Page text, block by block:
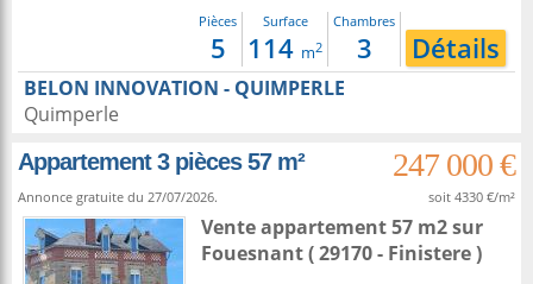
Pièces
5
Surface
114 m2
Chambres
3 Détails
BELON INNOVATION - QUIMPERLE
Quimperle
Appartement 3 pièces 57 m²
247 000 €
Annonce gratuite du 27/07/2026. soit 4330 €/m²
Vente appartement 57 m2sur
Fouesnant( 29170 - Finistere )